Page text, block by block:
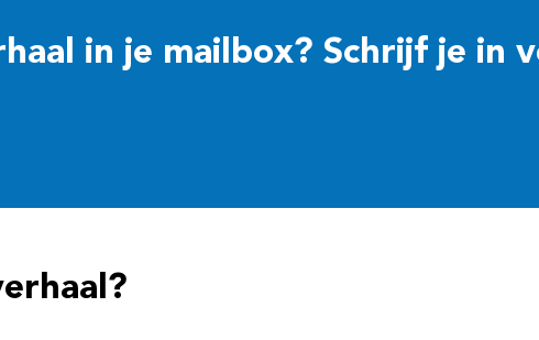
in je mailbox? Schrijf je in